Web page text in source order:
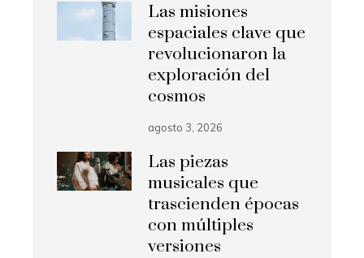
Las misiones
espaciales clave que
revolucionaron la
exploración del
cosmos
agosto 3, 2026
Las piezas
musicales que
trascienden épocas
con múltiples
versiones